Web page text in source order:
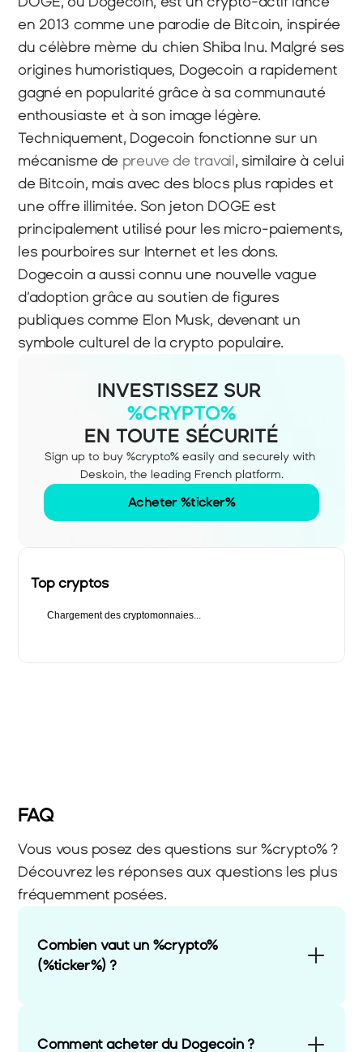
en 2013 comme une parodie de Bitcoin, inspirée
du célèbre mème du chien Shiba Inu. Malgré ses
origines humoristiques, Dogecoin a rapidement
gagné en popularité grâce à sa communauté
enthousiaste et à son image légère.
Techniquement, Dogecoin fonctionne sur un
mécanisme de preuve de travail , similaire à celui
de Bitcoin, mais avec des blocs plus rapides et
une offre illimitée. Son jeton DOGE est
principalement utilisé pour les micro-paiements,
les pourboires sur Internet et les dons.
Dogecoin a aussi connu une nouvelle vague
d’adoption grâce au soutien de figures
publiques comme Elon Musk, devenant un
symbole culturel de la crypto populaire.
INVESTISSEZ SUR
%CRYPTO%
EN TOUTE SÉCURITÉ
Sign up to buy %crypto% easily and securely with
Deskoin, the leading French platform.
Acheter %ticker%
Top cryptos
Chargement des cryptomonnaies...
FAQ
Vous vous posez des questions sur %crypto% ?
Découvrez les réponses aux questions les plus
fréquemment posées.
Combien vaut un %crypto%
(%ticker%) ?
Comment acheter du Dogecoin ?